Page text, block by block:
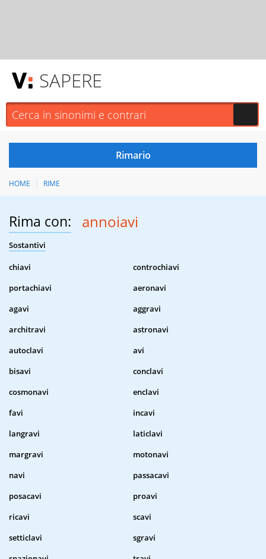
SAPERE
HOME RIME
Rima con: annoiavi
Sostantivi
chiavi
controchiavi
portachiavi
aeronavi
agavi
aggravi
architravi
astronavi
autoclavi
avi
bisavi
conclavi
cosmonavi
enclavi
favi
incavi
langravi
laticlavi
margravi
motonavi
navi
passacavi
posacavi
proavi
ricavi
scavi
setticlavi
sgravi